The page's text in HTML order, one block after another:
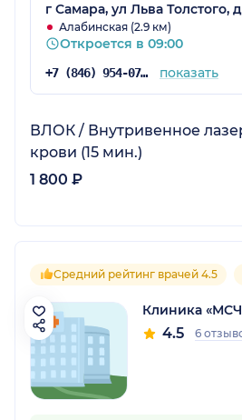
г Самара, ул Льва Толстого, д
Алабинская (2.9 км)
Откроется в 09:00
+7 (846) 954-07-07 показать
ВЛОК / Внутривенное
крови (15 мин.)
1 800 ₽
Средний рейтинг врачей 4.5
Клиника
4.5 6